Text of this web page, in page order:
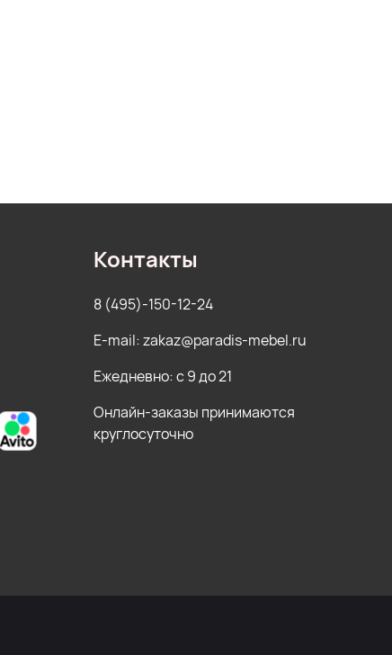
Контакты
8 (495)-150-12-24
E-mail: zakaz@paradis-mebel.ru
Ежедневно: с 9 до 21
Онлайн-заказы принимаются
круглосуточно